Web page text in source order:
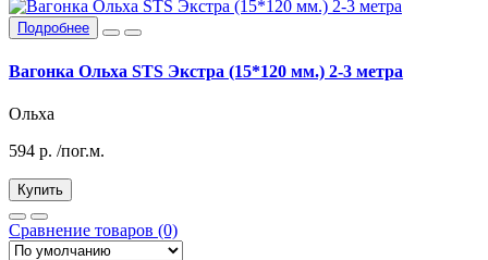
Подробнее
Вагонка Ольха STS Экстра (15*120 мм.) 2-3 метра
Ольха
594 р. /пог.м.
Купить
Сравнение товаров (0)